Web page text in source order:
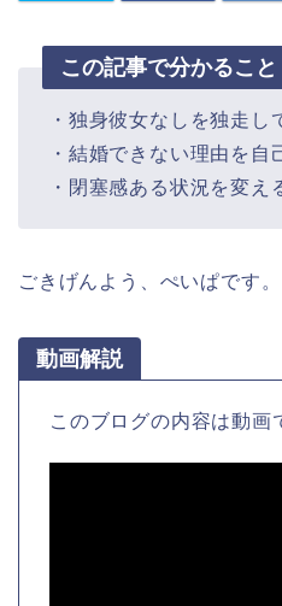
この記事で分かること
・独身彼女なしを独走し
・結婚できない理由を自
・閉塞感ある状況を変え
ごきげんよう、ぺいぱです。
動画解説
このブログの内容は動画